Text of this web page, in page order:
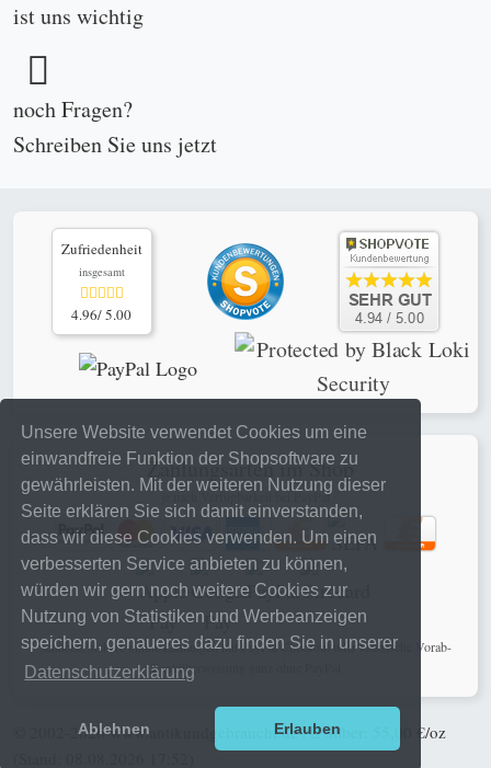
Unsere Website verwendet Cookies um eine
einwandfreie Funktion der Shopsoftware zu
gewährleisten. Mit der weiteren Nutzung dieser
Seite erklären Sie sich damit einverstanden,
dass wir diese Cookies verwenden. Um einen
verbesserten Service anbieten zu können,
würden wir gern noch weitere Cookies zur
Nutzung von Statistiken und Werbeanzeigen
speichern, genaueres dazu finden Sie in unserer
Datenschutzerklärung
Ablehnen Erlauben
ist uns wichtig
noch Fragen?
Schreiben Sie uns jetzt
Zufriedenheit
insgesamt
4.96/ 5.00
Zahlungsarten im Shop
je nach Verfügbarkeit bei PayPal
schnelle, sichere online Zahlungen mit PayPal Checkout oder klassische Vorab-
Banküberweisung ganz ohne PayPal
© 2002-2026www.antikundgebraucht.de |
Silber: 55,00 €/oz